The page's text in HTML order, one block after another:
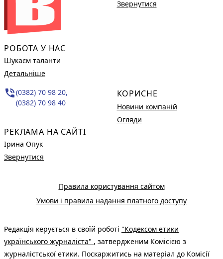
РОБОТА У НАС
Шукаєм таланти
Детальніше
phone_in_talk(0382) 70 98 20,
(0382) 70 98 40
РЕКЛАМА НА САЙТІ
Ірина Опук
Звернутися
Звернутися
КОРИСНЕ
Новини компаній
Огляди
Правила користування сайтом
Умови і правила надання платного доступу
Редакція керується в своїй роботі "Кодексом етики
українського журналіста" , затвердженим Комісією з
журналістської етики. Поскаржитись на матеріал до Комісії